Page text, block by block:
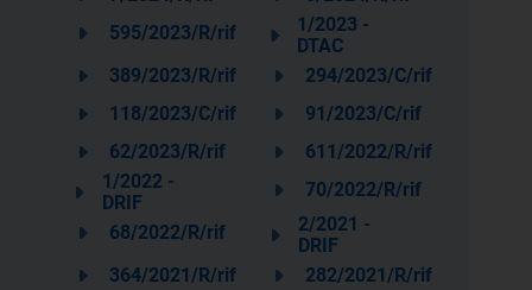
595/2023/R/rif
1/2023 -
DTAC
389/2023/R/rif
294/2023/C/rif
118/2023/C/rif
91/2023/C/rif
62/2023/R/rif
611/2022/R/rif
1/2022 -
DRIF
70/2022/R/rif
68/2022/R/rif
2/2021 -
DRIF
364/2021/R/rif
282/2021/R/rif